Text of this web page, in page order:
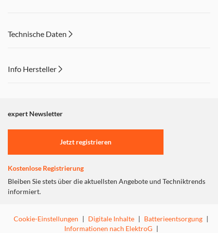
Technische Daten
Info Hersteller
"Marketing".
Einstellungen anpassen
expert Newsletter
Jetzt registrieren
Kostenlose Registrierung
Bleiben Sie stets über die aktuellsten Angebote und Techniktrends
informiert.
Cookie-Einstellungen | Digitale Inhalte | Batterieentsorgung |
Informationen nach ElektroG |